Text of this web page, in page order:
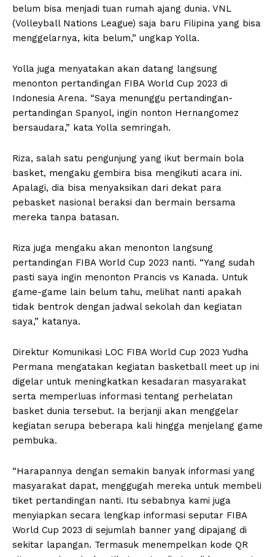
belum bisa menjadi tuan rumah ajang dunia. VNL
(Volleyball Nations League) saja baru Filipina yang bisa
menggelarnya, kita belum,” ungkap Yolla.
Yolla juga menyatakan akan datang langsung
menonton pertandingan FIBA World Cup 2023 di
Indonesia Arena. “Saya menunggu pertandingan-
pertandingan Spanyol, ingin nonton Hernangomez
bersaudara,” kata Yolla semringah.
Riza, salah satu pengunjung yang ikut bermain bola
basket, mengaku gembira bisa mengikuti acara ini.
Apalagi, dia bisa menyaksikan dari dekat para
pebasket nasional beraksi dan bermain bersama
mereka tanpa batasan.
Riza juga mengaku akan menonton langsung
pertandingan FIBA World Cup 2023 nanti. “Yang sudah
pasti saya ingin menonton Prancis vs Kanada. Untuk
game-game lain belum tahu, melihat nanti apakah
tidak bentrok dengan jadwal sekolah dan kegiatan
saya,” katanya.
Direktur Komunikasi LOC FIBA World Cup 2023 Yudha
Permana mengatakan kegiatan basketball meet up ini
digelar untuk meningkatkan kesadaran masyarakat
serta memperluas informasi tentang perhelatan
basket dunia tersebut. Ia berjanji akan menggelar
kegiatan serupa beberapa kali hingga menjelang game
pembuka.
“Harapannya dengan semakin banyak informasi yang
masyarakat dapat, menggugah mereka untuk membeli
tiket pertandingan nanti. Itu sebabnya kami juga
menyiapkan secara lengkap informasi seputar FIBA
World Cup 2023 di sejumlah banner yang dipajang di
sekitar lapangan. Termasuk menempelkan kode QR